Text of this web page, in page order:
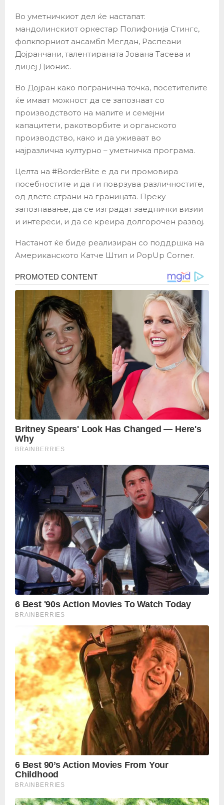
Во уметничкиот дел ќе настапат:
мандолинскиот оркестар Полифонија Стингс,
фолклорниот ансамбл Мегдан, Распеани
Дојранчани, талентираната Јована Тасева и
диџеј Дионис.
Во Дојран како погранична точка, посетителите
ќе имаат можност да се запознаат со
производството на малите и семејни
капацитети, ракотворбите и органското
производство, како и да уживаат во
најразлична културно – уметничка програма.
Целта на #BorderBite е да ги промовира
посебностите и да ги поврзува различностите,
од двете страни на границата. Преку
запознавање, да се изградат заеднички визии
и интереси, и да се креира долгорочен развој.
Настанот ќе биде реализиран со поддршка на
Американското Катче Штип и PopUp Corner.